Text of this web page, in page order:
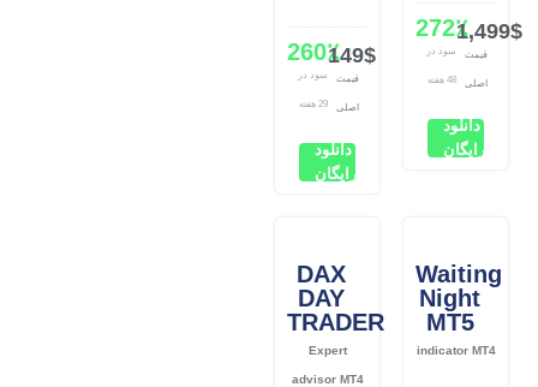
260٪
سود در
29 هفته
149$
قیمت
اصلی
دانلود
رایگان
272٪
سود در
48 هفته
1,499$
قیمت
اصلی
دانلود
رایگان
DAX
DAY
TRADER
Expert
advisor MT4
Waiting
Night
MT5
indicator MT4